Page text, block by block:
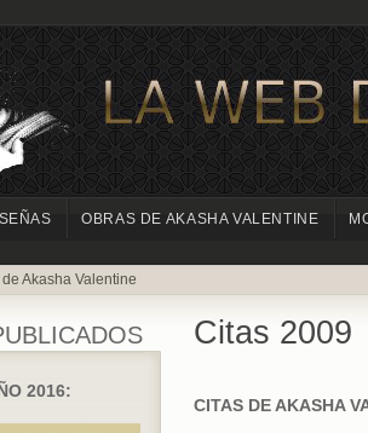
OBRAS DE AKASHA VALENTINE
Akasha Valentine
2016:
Citas 2009
CITAS DE AKASHA